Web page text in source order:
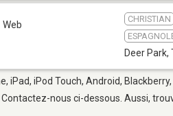
Web
CHRISTIAN
Deer Park,
iPad, iPod Touch, Android,
nous ci-dessous. Aussi,